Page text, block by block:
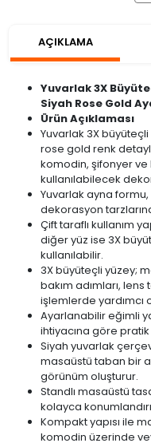
AÇIKLAMA
Yuvarlak 3X
Siyah Rose Gold
Ürün Açıklaması
Yuvarlak 3X
rose gold renk
komodin, şifonyer ve
kullanılabilecek
Yuvarlak ayna
dekorasyon
Çift taraflı kullanım
diğer yüz ise 3X
kullanılabilir.
3X büyüteçli yüzey;
bakım adımları,
işlemlerde yardımcı
Ayarlanabilir eğimli
ihtiyacına göre
Siyah yuvarlak
masaüstü taban bir
görünüm oluşturur.
Standlı masaüstü
kolayca
Kompakt yapısı ile
komodin üzerinde